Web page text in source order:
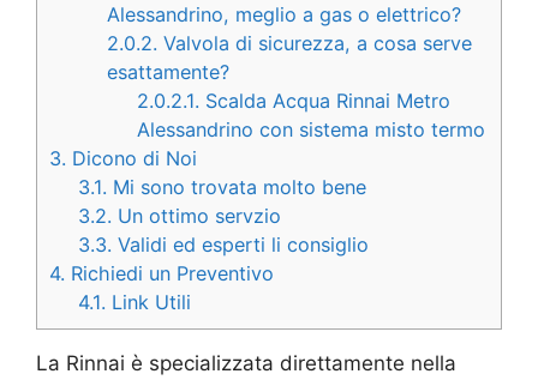
Alessandrino, meglio a gas o elettrico?
2.0.2. Valvola di sicurezza, a cosa serve
esattamente?
2.0.2.1. Scalda Acqua Rinnai Metro
Alessandrino con sistema misto termo
3. Dicono di Noi
3.1. Mi sono trovata molto bene
3.2. Un ottimo servzio
3.3. Validi ed esperti li consiglio
4. Richiedi un Preventivo
4.1. Link Utili
La Rinnai è specializzata direttamente nella